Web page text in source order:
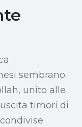
sembrano
unito alle
timori di